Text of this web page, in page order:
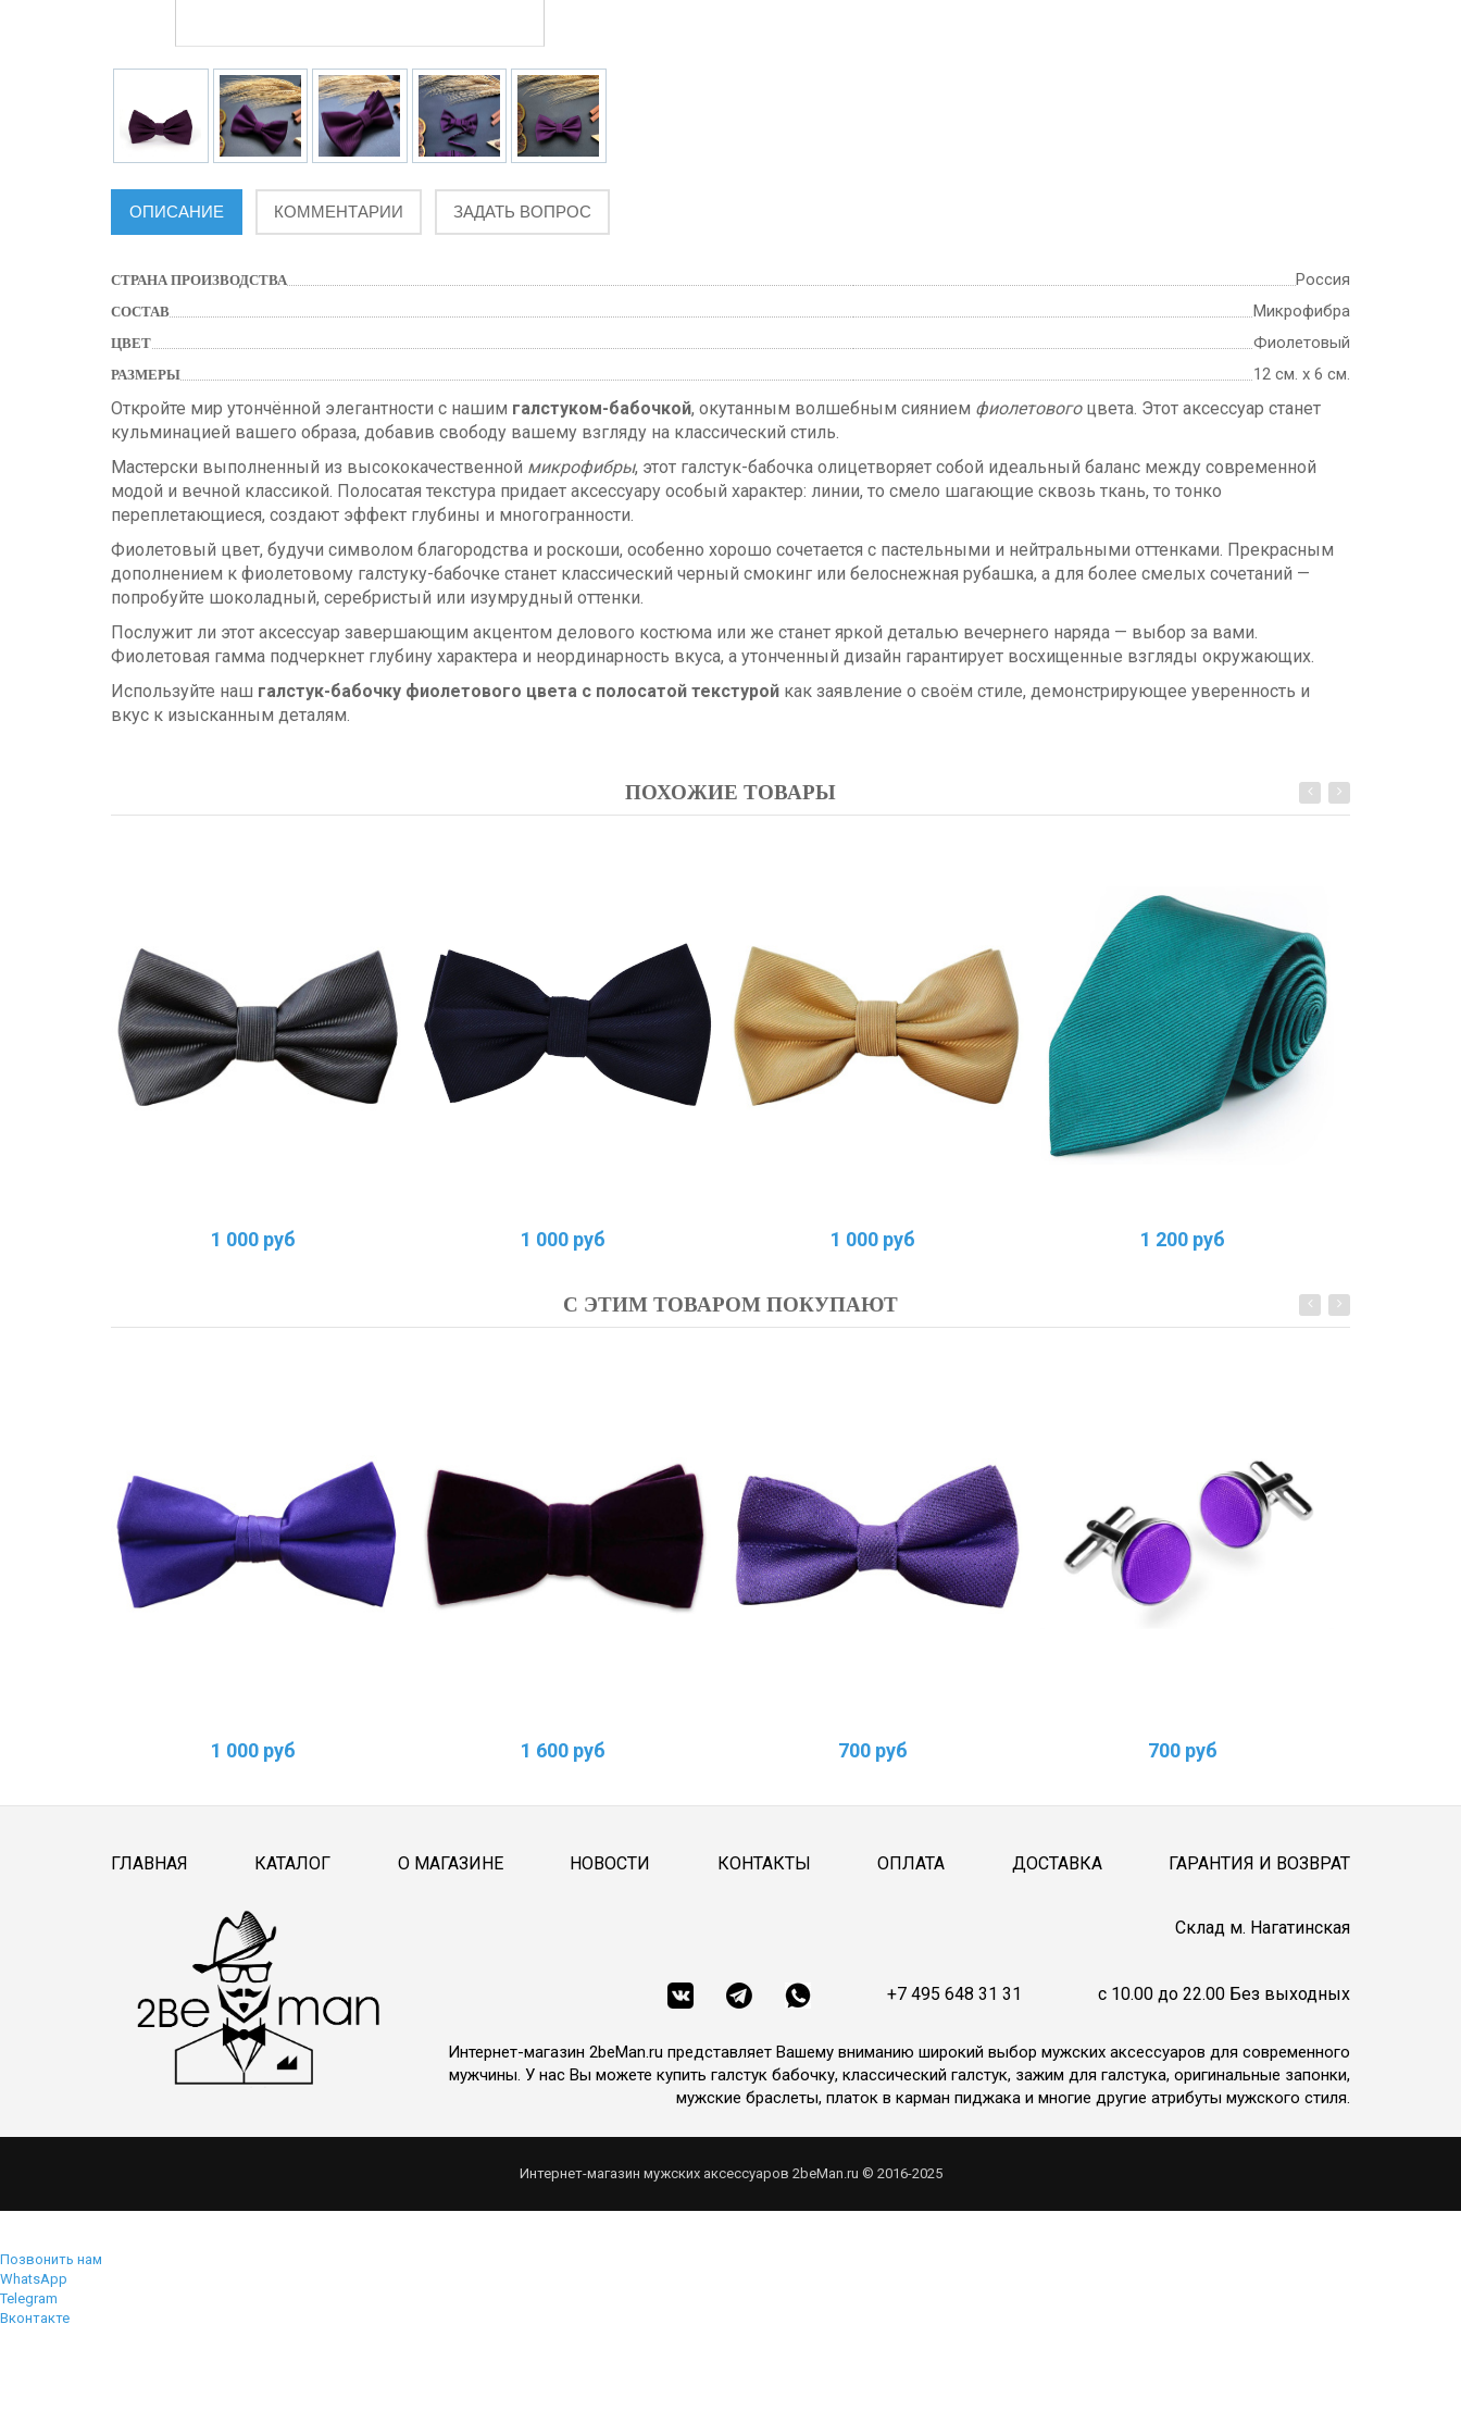
ОПИСАНИЕ КОММЕНТАРИИ ЗАДАТЬ ВОПРОС
СТРАНА ПРОИЗВОДСТВА Россия
СОСТАВ Микрофибра
ЦВЕТ Фиолетовый
РАЗМЕРЫ 12 см. х 6 см.
Откройте мир утончённой элегантности с нашим галстуком-бабочкой, окутанным волшебным сиянием фиолетовогоцвета. Этот аксессуар станет
кульминацией вашего образа, добавив свободу вашему взгляду на классический стиль.
Мастерски выполненный из высококачественной микрофибры, этот галстук-бабочка олицетворяет собой идеальный баланс между современной
модой и вечной классикой. Полосатая текстура придает аксессуару особый характер: линии, то смело шагающие сквозь ткань, то тонко
переплетающиеся, создают эффект глубины и многогранности.
Фиолетовый цвет, будучи символом благородства и роскоши, особенно хорошо сочетается с пастельными и нейтральными оттенками. Прекрасным
дополнением к фиолетовому галстуку-бабочке станет классический черный смокинг или белоснежная рубашка, а для более смелых сочетаний —
попробуйте шоколадный, серебристый или изумрудный оттенки.
Послужит ли этот аксессуар завершающим акцентом делового костюма или же станет яркой деталью вечернего наряда — выбор за вами.
Фиолетовая гамма подчеркнет глубину характера и неординарность вкуса, а утонченный дизайн гарантирует восхищенные взгляды окружающих.
Используйте наш галстук-бабочку фиолетового цвета с полосатой текстурой как заявление о своём стиле, демонстрирующее уверенность и
вкус к изысканным деталям.
ПОХОЖИЕ ТОВАРЫ
1 000 руб 1 000 руб 1 000 руб 1 200 руб
С ЭТИМ ТОВАРОМ ПОКУПАЮТ
1 000 руб 1 600 руб 700 руб 700 руб
ГЛАВНАЯ КАТАЛОГ О МАГАЗИНЕ НОВОСТИ КОНТАКТЫ ОПЛАТА ДОСТАВКА ГАРАНТИЯ И ВОЗВРАТ
Cклад м. Нагатинская
+7 495 648 31 31 c 10.00 до 22.00 Без выходных
Интернет-магазин 2beMan.ru представляет Вашему вниманию широкий выбор мужских аксессуаров для современного
мужчины. У нас Вы можете купить галстук бабочку, классический галстук, зажим для галстука, оригинальные запонки,
мужские браслеты, платок в карман пиджака и многие другие атрибуты мужского стиля.
Интернет-магазин мужских аксессуаров 2beMan.ru © 2016-2025
Позвонить нам
WhatsApp
Telegram
Вконтакте